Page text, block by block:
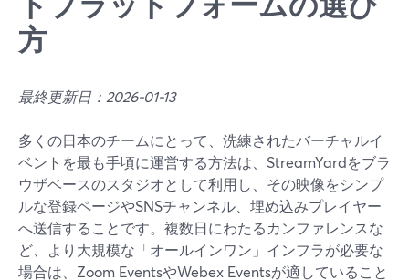
方
最終更新日：2026-01-13
多くの日本のチームにとって、洗練されたバーチャルイ
ベントを最も手頃に運営する方法は、StreamYardをブラ
ウザベースのスタジオとして利用し、その映像をシンプ
ルな登録ページやSNSチャンネル、埋め込みプレイヤー
へ送信することです。複数日にわたるカンファレンスな
ど、より大規模な「オールインワン」インフラが必要な
場合は、Zoom EventsやWebex Eventsが適していること